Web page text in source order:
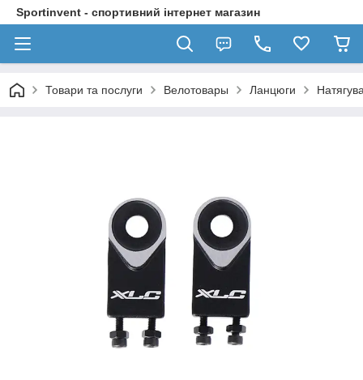
Sportinvent - спортивний інтернет магазин
Товари та послуги Велотовары Ланцюги